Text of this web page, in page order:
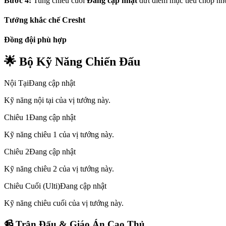
Tướng khắc chếCresht
Đồng đội phù hợp
🌟 Bộ Kỹ Năng Chiến Đấu
Nội TạiĐang cập nhật
Kỹ năng nội tại của vị tướng này.
Chiêu 1Đang cập nhật
Kỹ năng chiêu 1 của vị tướng này.
Chiêu 2Đang cập nhật
Kỹ năng chiêu 2 của vị tướng này.
Chiêu Cuối (Ulti)Đang cập nhật
Kỹ năng chiêu cuối của vị tướng này.